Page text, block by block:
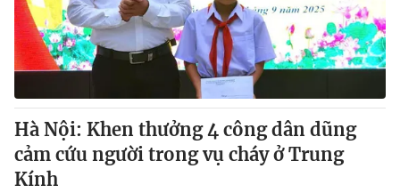
Tin tức
Thế giới đó đây
Kinh tế
Tài chính
Thị trường
Góc doanh nghiệp
Dữ liệu và đời sống
Truyền hình
Phim VTV
Giải trí
Hà Nội: Khen thưởng 4 công dân dũng
cảm cứu người trong vụ cháy ở Trung
Kính